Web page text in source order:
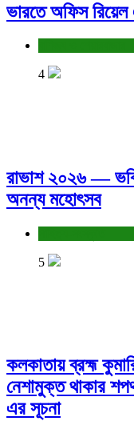
ভারতে অফিস রিয়েল
4
রাভাশ ২০২৬ —
অনন্য মহোৎসব
5
কলকাতায় ব্রহ্ম
নেশামুক্ত থাকার
এর সূচনা